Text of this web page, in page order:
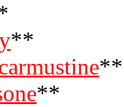
**
**
**